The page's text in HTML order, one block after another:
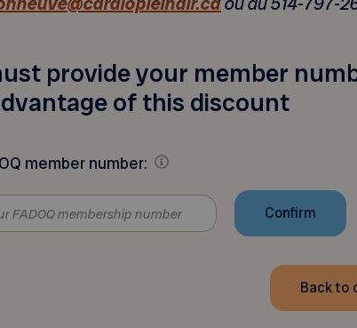
provide your member
of this discount
member number:
Back to